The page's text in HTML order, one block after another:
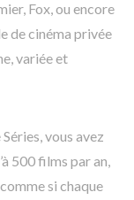
Fox, ou encore
de cinéma privée
variée et
vous avez
500 films par an,
si chaque